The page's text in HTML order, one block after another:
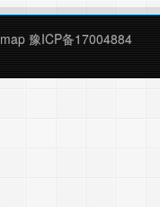
便可，目前是限免的 3、
后手机键盘回车发送 发
头像和空…… 继续阅读 »
豫ICP备17004884